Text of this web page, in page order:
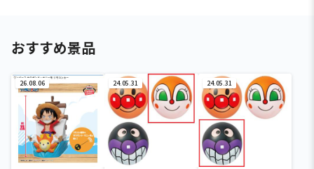
おすすめ景品
26.08.06 24.05.31 24.05.31